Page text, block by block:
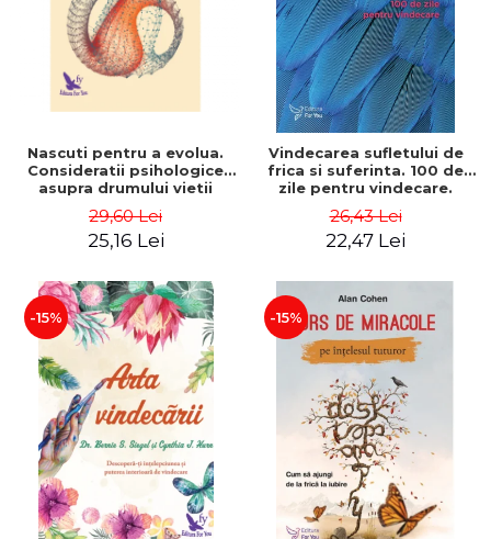
Nascuti pentru a evolua.
Consideratii psihologice
asupra drumului vietii
integrala – Stefano
Pischiutta
29,60 Lei
25,16 Lei
Vindecarea sufletului de
frica si suferinta. 100 de
zile pentru vindecare.
Chopra
26,43 Lei
22,47 Lei
-15% -15%